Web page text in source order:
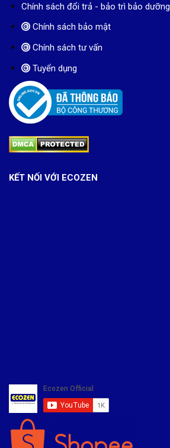
Chính sách đổi trả - bảo trì bảo dưỡng
Chính sách bảo mật
Chính sách tư vấn
Tuyển dụng
KẾT NỐI VỚI ECOZEN